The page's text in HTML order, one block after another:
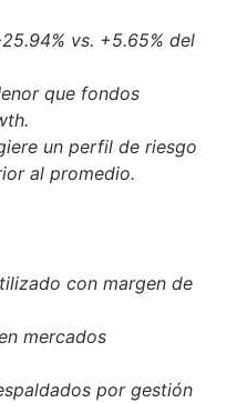
vs. +5.65% del
que fondos
un perfil de riesgo
al promedio.
con margen de
mercados
por gestión